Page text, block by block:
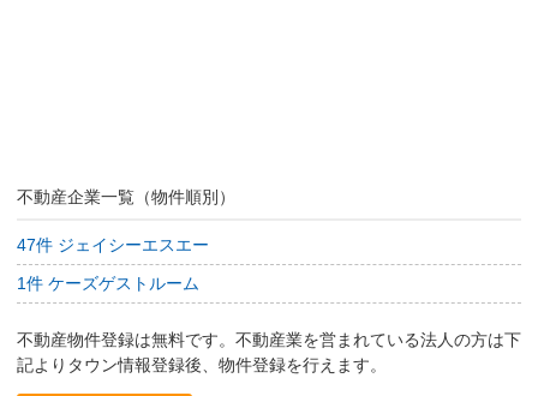
不動産企業一覧（物件順別）
47件 ジェイシーエスエー
1件 ケーズゲストルーム
不動産物件登録は無料です。不動産業を営まれている法人の方は下
記よりタウン情報登録後、物件登録を行えます。